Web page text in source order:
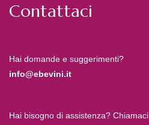
Contattaci
Hai domande e suggerimenti?
info@ebevini.it
Hai bisogno di assistenza? Chiamaci.